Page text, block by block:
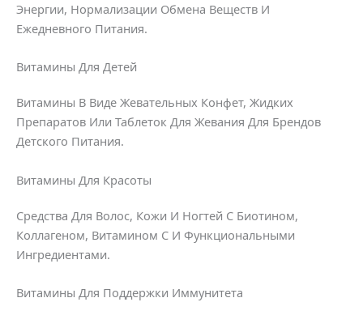
Энергии, Нормализации Обмена Веществ И
Ежедневного Питания.
Витамины Для Детей
Витамины В Виде Жевательных Конфет, Жидких
Препаратов Или Таблеток Для Жевания Для Брендов
Детского Питания.
Витамины Для Красоты
Средства Для Волос, Кожи И Ногтей С Биотином,
Коллагеном, Витамином С И Функциональными
Ингредиентами.
Витамины Для Поддержки Иммунитета